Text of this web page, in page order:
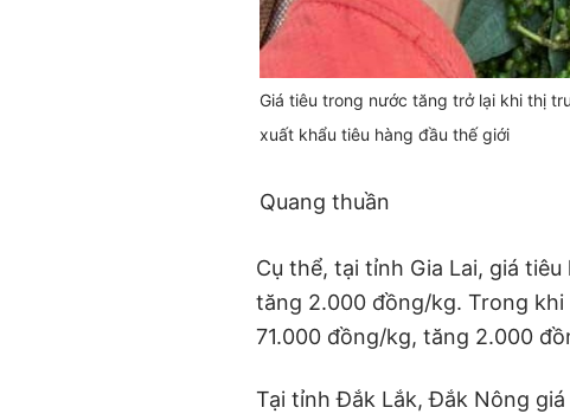
Giá tiêu trong nước tăng trở lại khi thị
xuất khẩu tiêu hàng đầu thế giới
Quang thuần
Cụ thể, tại tỉnh Gia Lai, giá
tăng 2.000 đồng/kg. Trong
71.000 đồng/kg, tăng 2.000
Tại tỉnh Đắk Lắk, Đắk Nông